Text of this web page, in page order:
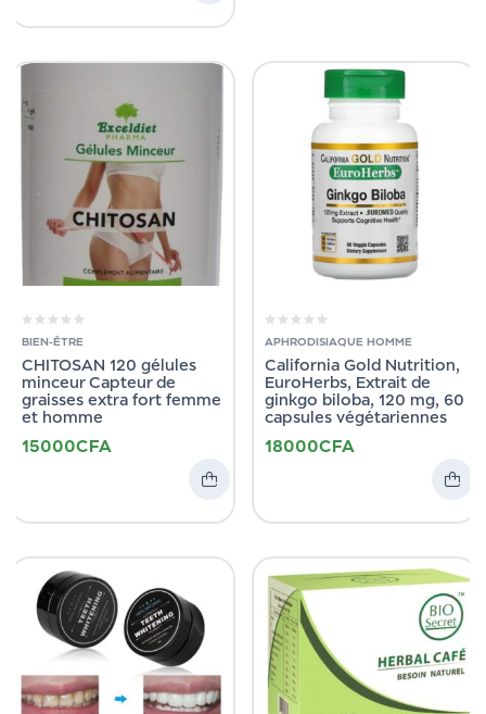
BIEN-ÊTRE
CHITOSAN 120 gélules
minceur Capteur de
graisses extra fort femme
et homme
15000CFA
APHRODISIAQUE HOMME
California Gold Nutrition,
EuroHerbs, Extrait de
ginkgo biloba, 120 mg, 60
capsules végétariennes
18000CFA